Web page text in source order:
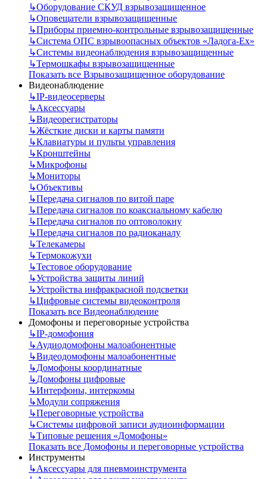
↳Оборудование СКУД взрывозащищенное
↳Оповещатели взрывозащищенные
↳Приборы приемно-контрольные взрывозащищенные
↳Система ОПС взрывоопасных объектов «Ладога-Ex»
↳Системы видеонаблюдения взрывозащищенные
↳Термошкафы взрывозащищенные
Показать все Взрывозащищенное оборудование
Видеонаблюдение
↳IP-видеосерверы
↳Аксессуары
↳Видеорегистраторы
↳Жёсткие диски и карты памяти
↳Клавиатуры и пульты управления
↳Кронштейны
↳Микрофоны
↳Мониторы
↳Объективы
↳Передача сигналов по витой паре
↳Передача сигналов по коаксиальному кабелю
↳Передача сигналов по оптоволокну
↳Передача сигналов по радиоканалу
↳Телекамеры
↳Термокожухи
↳Тестовое оборудование
↳Устройства защиты линий
↳Устройства инфракрасной подсветки
↳Цифровые системы видеоконтроля
Показать все Видеонаблюдение
Домофоны и переговорные устройства
↳IP-домофония
↳Аудиодомофоны малоабонентные
↳Видеодомофоны малоабонентные
↳Домофоны координатные
↳Домофоны цифровые
↳Интерфоны, интеркомы
↳Модули сопряжения
↳Переговорные устройства
↳Системы цифровой записи аудиоинформации
↳Типовые решения «Домофоны»
Показать все Домофоны и переговорные устройства
Инструменты
↳Аксессуары для пневмоинструмента